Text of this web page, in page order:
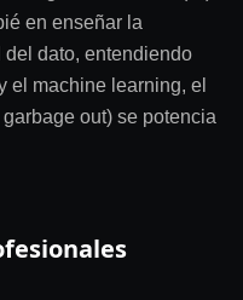
en enseñar la
dato, entendiendo
el machine learning, el
out) se potencia